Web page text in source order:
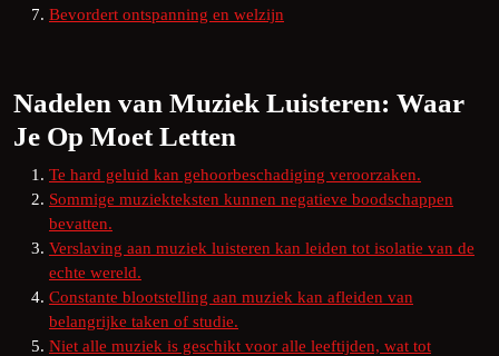
Bevordert ontspanning en welzijn
Nadelen van Muziek Luisteren: Waar
Je Op Moet Letten
Te hard geluid kan gehoorbeschadiging veroorzaken.
Sommige muziekteksten kunnen negatieve boodschappen
bevatten.
Verslaving aan muziek luisteren kan leiden tot isolatie van de
echte wereld.
Constante blootstelling aan muziek kan afleiden van
belangrijke taken of studie.
Niet alle muziek is geschikt voor alle leeftijden, wat tot